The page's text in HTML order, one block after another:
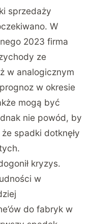
sprzedaży
W
2023 firma
ze
w analogicznym
w okresie
mogą być
nie powód, by
spadki dotknęły
kryzys.
w
do fabryk w